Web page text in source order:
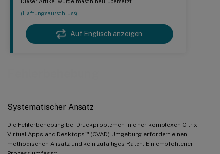
Dieser Artikel wurde maschinell übersetzt.
(Haftungsausschluss)
Auf Englisch anzeigen
Systematischer Ansatz
Die Fehlerbehebung bei Druckproblemen in einer komplexen Citrix
Virtual Apps and Desktops ™(CVAD)-Umgebung erfordert einen
methodischen Ansatz und kein zufälliges Raten. Ein empfohlener